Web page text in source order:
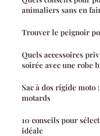
animaliers sans en
Trouver le peignoir
Quels accessoires
soirée avec une robe
Sac à dos rigide
motards
10 conseils pour
idéale